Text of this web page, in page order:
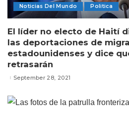
Noticias Del Mundo Politica
El líder no electo de Haití
las deportaciones de
estadounidenses y dice
retrasarán
September 28, 2021